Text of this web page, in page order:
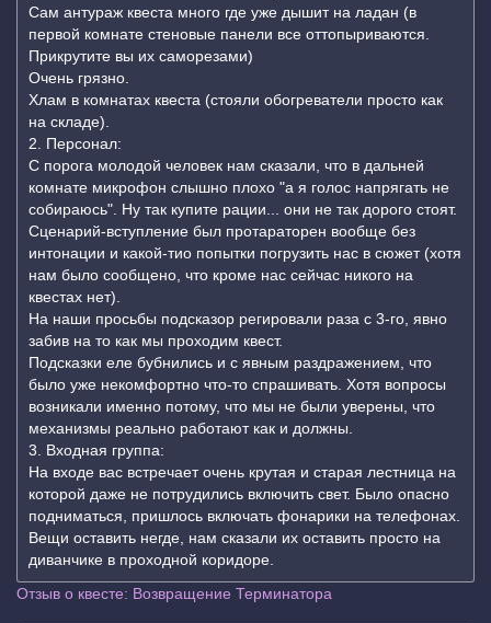
Сам антураж квеста много где уже дышит на ладан (в
первой комнате стеновые панели все оттопыриваются.
Прикрутите вы их саморезами)
Очень грязно.
Хлам в комнатах квеста (стояли обогреватели просто как
на складе).
2. Персонал:
С порога молодой человек нам сказали, что в дальней
комнате микрофон слышно плохо "а я голос напрягать не
собираюсь". Ну так купите рации... они не так дорого стоят.
Сценарий-вступление был протараторен вообще без
интонации и какой-тио попытки погрузить нас в сюжет (хотя
нам было сообщено, что кроме нас сейчас никого на
квестах нет).
На наши просьбы подсказор регировали раза с 3-го, явно
забив на то как мы проходим квест.
Подсказки еле бубнились и с явным раздражением, что
было уже некомфортно что-то спрашивать. Хотя вопросы
возникали именно потому, что мы не были уверены, что
механизмы реально работают как и должны.
3. Входная группа:
На входе вас встречает очень крутая и старая лестница на
которой даже не потрудились включить свет. Было опасно
подниматься, пришлось включать фонарики на телефонах.
Вещи оставить негде, нам сказали их оставить просто на
диванчике в проходной коридоре.
Отзыв о квесте: Возвращение Терминатора